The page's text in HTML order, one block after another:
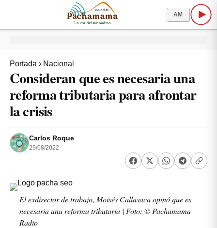
AM
Portada › Nacional
Consideran que es necesaria una
reforma tributaria para afrontar
la crisis
Carlos Roque
29/08/2022
El exdirector de trabajo, Moisés Callasaca opinó que es
necesaria una reforma tributaria | Foto: © Pachamama
Radio